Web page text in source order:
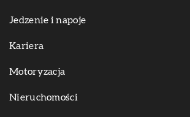
Jedzenie i napoje
Kariera
Motoryzacja
Nieruchomości